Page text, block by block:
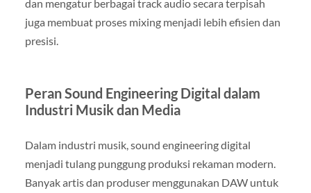
dan mengatur berbagai track audio secara terpisah
juga membuat proses mixing menjadi lebih efisien dan
presisi.
Peran Sound Engineering Digital dalam
Industri Musik dan Media
Dalam industri musik, sound engineering digital
menjadi tulang punggung produksi rekaman modern.
Banyak artis dan produser menggunakan DAW untuk